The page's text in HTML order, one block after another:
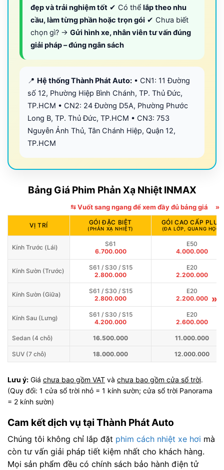
đẹp và trải nghiệm tốt ✔ Có thể lắp theo nhu
cầu, làm từng phần hoặc trọn gói ✔ Chưa biết
chọn gì? → Gửi hình xe, nhân viên tư vấn đúng
giải pháp – đúng ngân sách
📍 Hệ thống Thành Phát Auto: • CN1: 11 Đường
số 12, Phường Hiệp Bình Chánh, TP. Thủ Đức,
TP.HCM • CN2: 24 Đường D5A, Phường Phước
Long B, TP. Thủ Đức, TP.HCM • CN3: 753
Nguyễn Ảnh Thủ, Tân Chánh Hiệp, Quận 12,
TP.HCM
Bảng Giá Phim Phản Xạ Nhiệt INMAX
⇆ Vuốt sang ngang để xem đầy đủ bảng giá »
»
VỊ TRÍ GÓI ĐẶC BIỆT
(PHẢN XẠ NHIỆT)
GÓI CAO CẤP PLUS
(ĐA LỚP, QUANG HỌC)
Kính Trước (Lái)
S61
6.700.000
E50
4.000.000
Kính Sườn (Trước)
S61 / S30 / S15
2.800.000
E20
2.200.000
Kính Sườn (Giữa)
S61 / S30 / S15
2.800.000
E20
2.200.000
Kính Sau (Lưng)
S61 / S30 / S15
4.200.000
E20
2.600.000
Sedan (4 chỗ) 16.500.000 11.000.000
SUV (7 chỗ) 18.000.000 12.000.000
Lưu ý: Giá chưa bao gồm VAT và chưa bao gồm cửa sổ trời.
(Quy đổi: 1 cửa sổ trời nhỏ = 1 kính sườn; cửa sổ trời Panorama
= 2 kính sườn)
Cam kết dịch vụ tại Thành Phát Auto
Chúng tôi không chỉ lắp đặt phim cách nhiệt xe hơi mà
còn tư vấn giải pháp tiết kiệm nhất cho khách hàng.
Mọi sản phẩm đều có chính sách bảo hành điện tử